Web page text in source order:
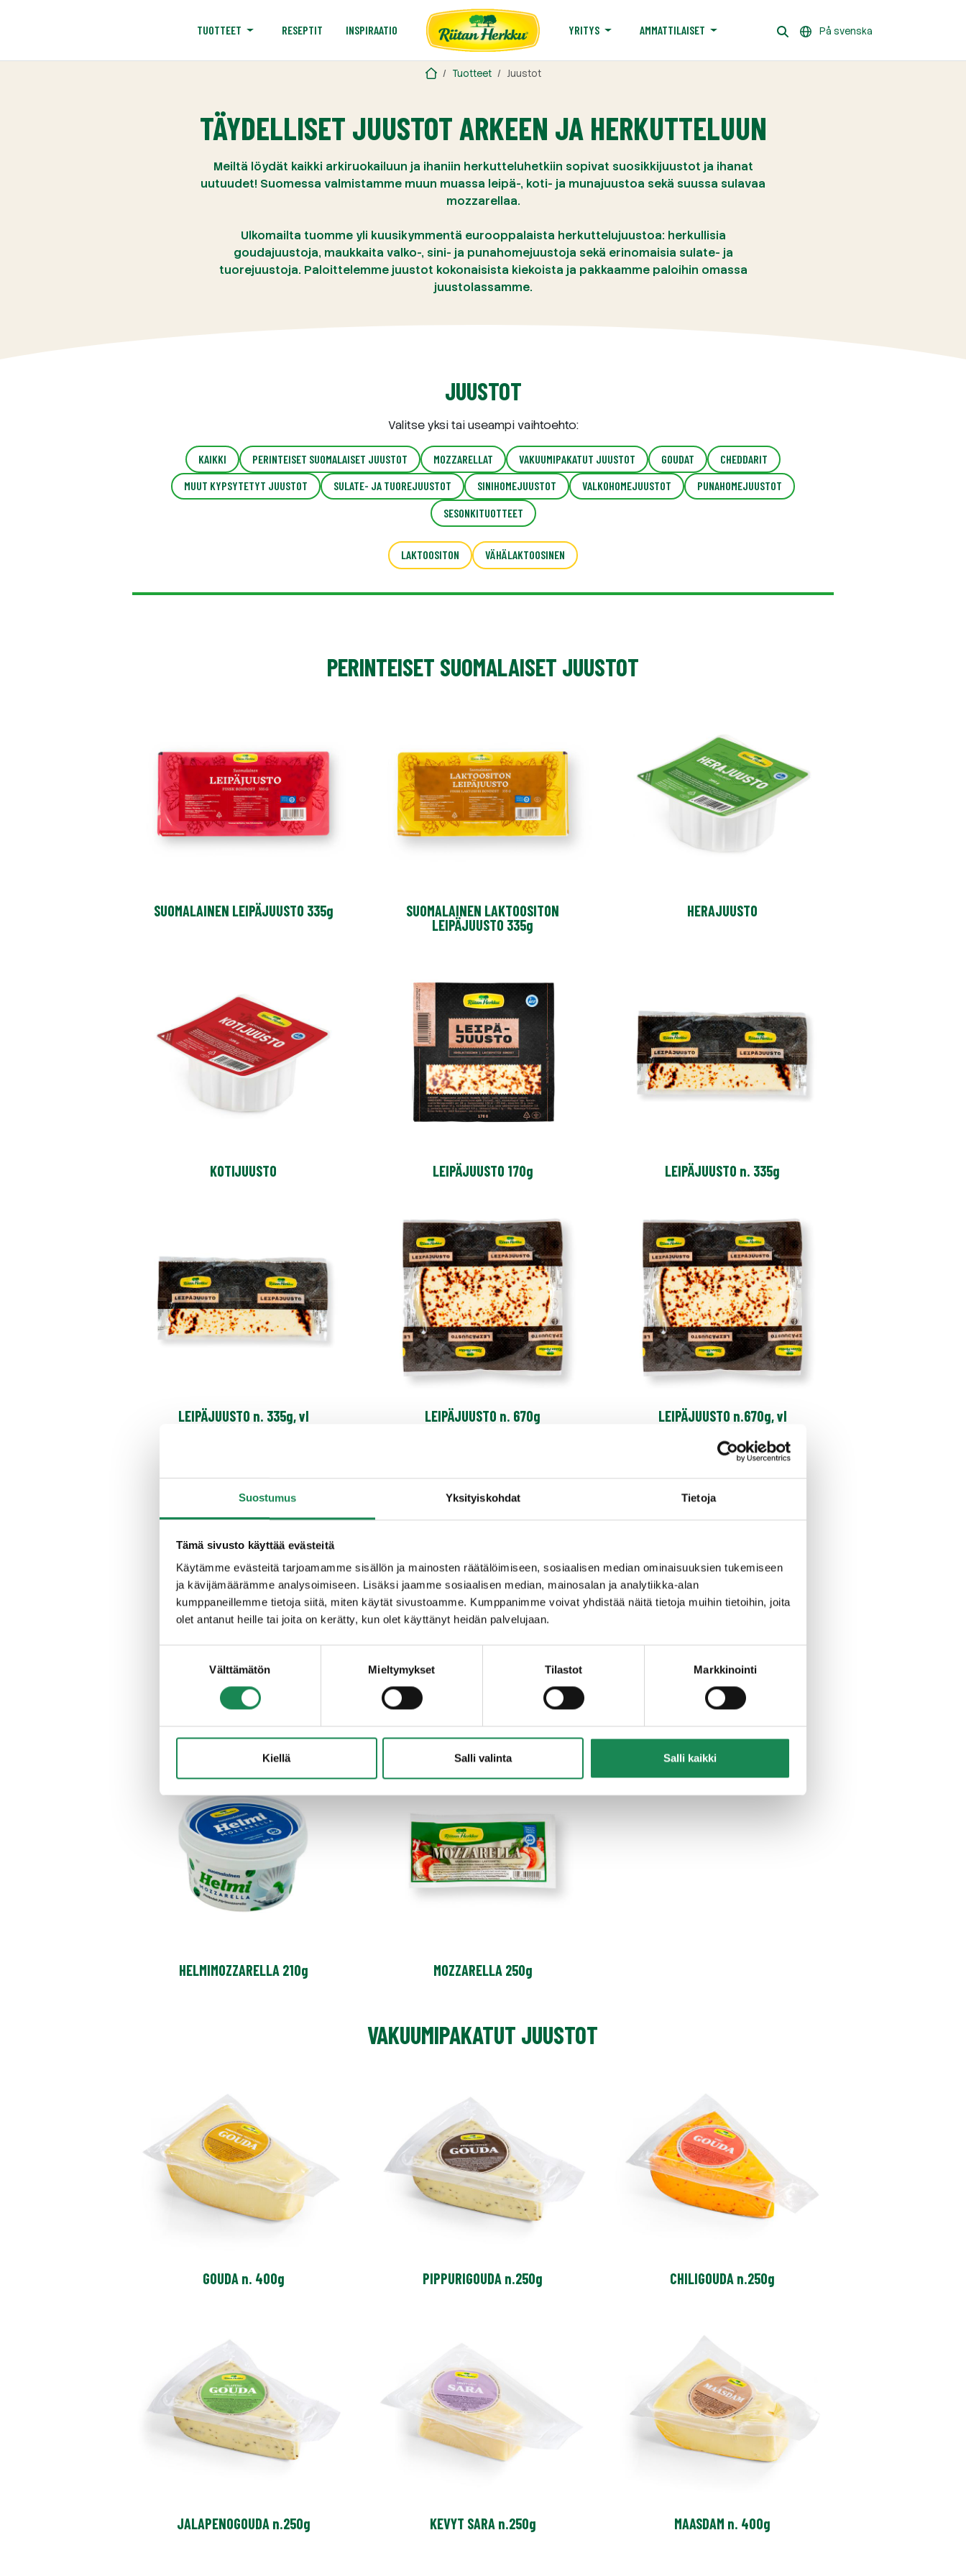
Suostumus Yksityiskohdat Tietoja
Tämä sivusto käyttää evästeitä
Käytämme evästeitä tarjoamamme sisällön ja mainosten räätälöimiseen, sosiaalisen median ominaisuuksien tukemiseen
ja kävijämäärämme analysoimiseen. Lisäksi jaamme sosiaalisen median, mainosalan ja analytiikka-alan
kumppaneillemme tietoja siitä, miten käytät sivustoamme. Kumppanimme voivat yhdistää näitä tietoja muihin tietoihin, joita
olet antanut heille tai joita on kerätty, kun olet käyttänyt heidän palvelujaan.
Välttämätön Mieltymykset Tilastot Markkinointi
Kiellä Salli valinta Salli kaikki
TUOTTEET RESEPTIT INSPIRAATIO YRITYS AMMATTILAISET På svenska
Tuotteet Juustot
TÄYDELLISET JUUSTOT ARKEEN JA HERKUTTELUUN
Meiltä löydät kaikki arkiruokailuun ja ihaniin herkutteluhetkiin sopivat suosikkijuustot ja ihanat
uutuudet! Suomessa valmistamme muun muassa leipä-, koti- ja munajuustoa sekä suussa sulavaa
mozzarellaa.
Ulkomailta tuomme yli kuusikymmentä eurooppalaista herkuttelujuustoa: herkullisia
goudajuustoja, maukkaita valko-, sini- ja punahomejuustoja sekä erinomaisia sulate- ja
tuorejuustoja. Paloittelemme juustot kokonaisista kiekoista ja pakkaamme paloihin omassa
juustolassamme.
JUUSTOT
Valitse yksi tai useampi vaihtoehto:
KAIKKI PERINTEISET SUOMALAISET JUUSTOT MOZZARELLAT VAKUUMIPAKATUT JUUSTOT GOUDAT
CHEDDARIT
MUUT KYPSYTETYT JUUSTOT
SULATE- JA TUOREJUUSTOT SINIHOMEJUUSTOT VALKOHOMEJUUSTOT
PUNAHOMEJUUSTOT
SESONKITUOTTEET
LAKTOOSITON VÄHÄLAKTOOSINEN
PERINTEISET SUOMALAISET JUUSTOT
SUOMALAINEN LEIPÄJUUSTO 335g
SUOMALAINEN LAKTOOSITON
LEIPÄJUUSTO 335g
HERAJUUSTO
KOTIJUUSTO LEIPÄJUUSTO 170g LEIPÄJUUSTO n. 335g
LEIPÄJUUSTO n. 335g, vl LEIPÄJUUSTO n. 670g LEIPÄJUUSTO n.670g, vl
MUNAJUUSTO 1,2 kg PIIMÄJUUSTO n. 800g
MOZZARELLAT
HELMIMOZZARELLA 210g MOZZARELLA 250g
VAKUUMIPAKATUT JUUSTOT
GOUDA n. 400g PIPPURIGOUDA n.250g CHILIGOUDA n.250g
JALAPENOGOUDA n.250g KEVYT SARA n.250g MAASDAM n. 400g